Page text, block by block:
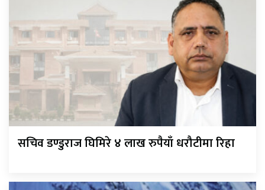
सचिव डण्डुराज घिमिरे ४ लाख रुपैयाँ धरौटीमा रिहा